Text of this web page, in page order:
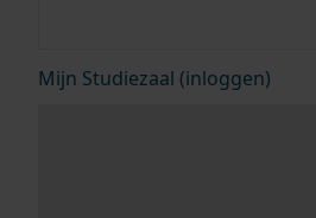
Mijn Studiezaal (inloggen)